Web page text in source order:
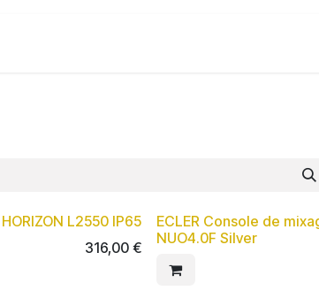
L2550 IP65
316,00€
ECLER Console de
NUO4.0F Silver